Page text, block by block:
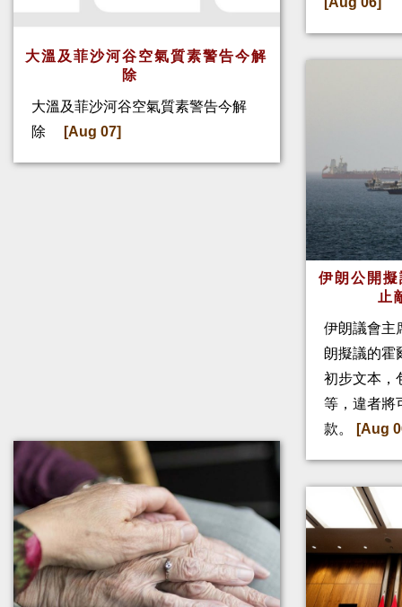
大溫及菲沙河谷空氣質素警告今解
除
大溫及菲沙河谷空氣質素警告今解
除
[Aug 07]
伊朗公開
止
伊朗議會主
朗擬議的霍
初步文本，
等，違者將
款。
[Aug